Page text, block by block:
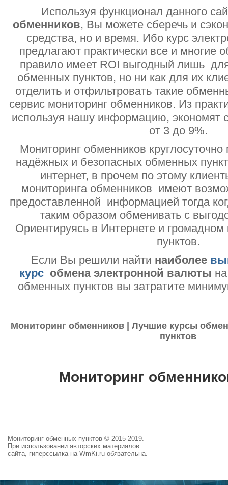
Используя функционал данного
обменников, Вы можете сберечь и
средства, но и время. Ибо курс
предлагают практически все и многие
правило имеет ROI выгодный лишь
обменных пунктов, но ни как для их
отделить и отфильтровать такие
сервис мониторинг обменников. Из
используя нашу информацию, экономят
от 3 до 9%.
Мониторинг обменников круглосуточно
надёжных и безопасных обменных
интернет, в прочем по этому
мониторинга обменников имеют
предоставленной информацией тогда
таким образом обменивать с
Ориентируясь в Интернете и
пунктов.
Если Вы решили найти наиболее
курс обмена электронной валюты
обменных пунктов вы затратите
Мониторинг обменников | Лучшие курсы
пунктов
Мониторинг
Мониторинг обменных пунктов © 2015-2019.
При использовании авторских материалов
сайта, гиперссылка на WmKi.ru обязательна.